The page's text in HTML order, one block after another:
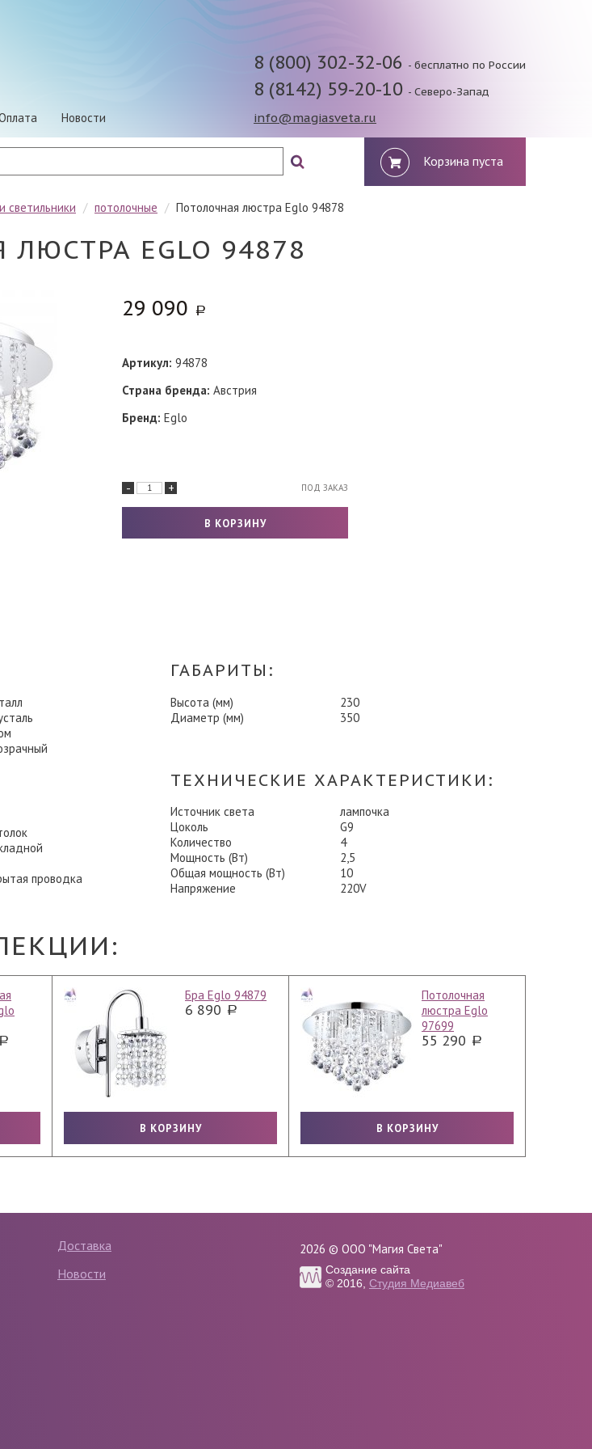
Новости
8 (800) 302-32-06 - бесплатно по России
8 (8142) 59-20-10 - Северо-Запад
info@magiasveta.ru
Корзина пуста
светильники / потолочные / Потолочная люстра Eglo 94878
EGLO 94878
29 090
Артикул: 94878
Страна бренда: Австрия
Бренд: Eglo
ПОД ЗАКАЗ
- +
ГАБАРИТЫ:
Высота (мм)
230
Диаметр (мм)
350
проводка
ТЕХНИЧЕСКИЕ ХАРАКТЕРИСТИКИ:
Источник света
лампочка
Цоколь
G9
Количество
4
Мощность (Вт)
2,5
Общая мощность (Вт)
10
Напряжение
220V
Бра Eglo 94879
6 890
Потолочная
люстра Eglo
97699
55 290
2026 © ООО "Магия Света"
Создание сайта
© 2016, Студия Медиавеб
Доставка
Новости